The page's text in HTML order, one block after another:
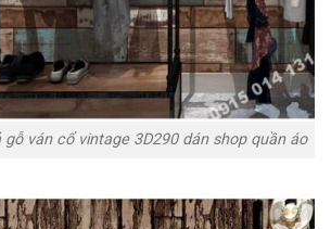
gỗ ván cổ vintage 3D290 dán shop quần áo